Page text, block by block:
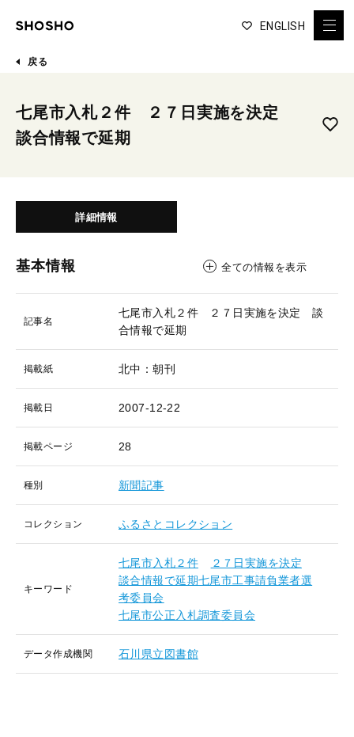
ENGLISH
戻る
七尾市入札２件 ２７日実施を決定
談合情報で延期
詳細情報
基本情報 全ての情報を表示
記事名
七尾市入札２件 ２７日実施を決定 談
合情報で延期
掲載紙 北中：朝刊
掲載日 2007-12-22
掲載ページ 28
種別 新聞記事
コレクション ふるさとコレクション
キーワード
七尾市入札２件
２７日実施を決定
談合情報で延期七尾市工事請負業者選
考委員会
七尾市公正入札調査委員会
データ作成機関 石川県立図書館